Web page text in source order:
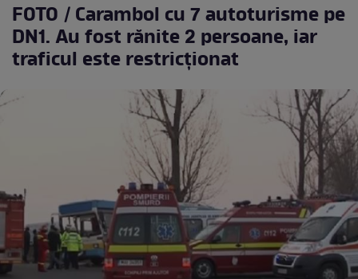
FOTO / Carambol cu 7 autoturisme pe
DN1. Au fost rănite 2 persoane, iar
traficul este restricționat